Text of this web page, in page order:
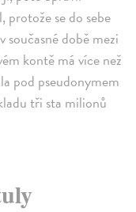
protože se do sebe
době mezi
kontě má více než
pod pseudonymem
tři sta milionů